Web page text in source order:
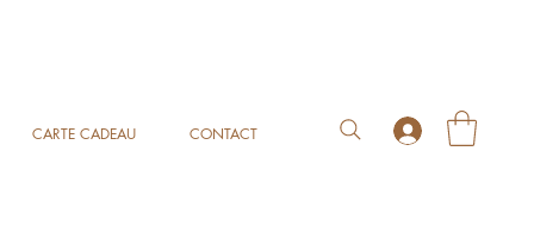
CARTE CADEAU CONTACT